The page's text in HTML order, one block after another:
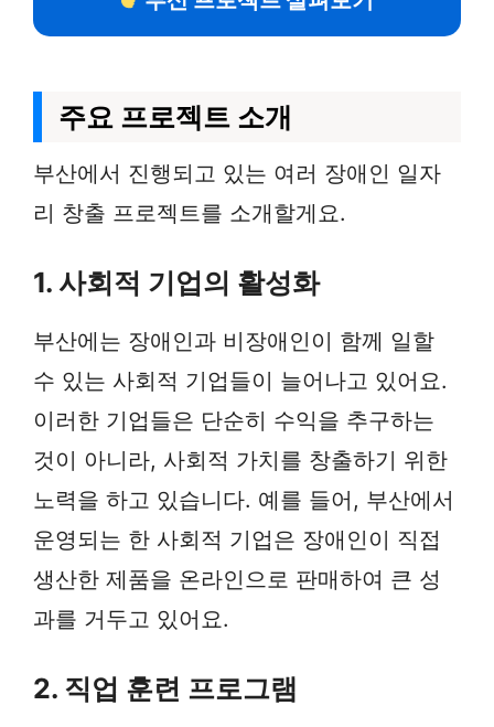
주요 프로젝트 소개
부산에서 진행되고 있는 여러 장애인 일자
리 창출 프로젝트를 소개할게요.
1. 사회적 기업의 활성화
부산에는 장애인과 비장애인이 함께 일할
수 있는 사회적 기업들이 늘어나고 있어요.
이러한 기업들은 단순히 수익을 추구하는
것이 아니라, 사회적 가치를 창출하기 위한
노력을 하고 있습니다. 예를 들어, 부산에서
운영되는 한 사회적 기업은 장애인이 직접
생산한 제품을 온라인으로 판매하여 큰 성
과를 거두고 있어요.
2. 직업 훈련 프로그램